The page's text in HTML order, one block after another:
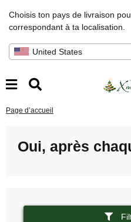
Choisis ton pays de livraison
correspondant à ta localisation.
United States
Page d’accueil
Oui, après